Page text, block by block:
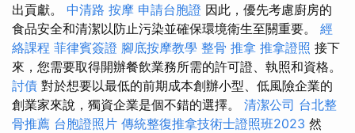
出貢獻。 中清路 按摩 申請台胞證 因此，優先考慮廚房的
食品安全和清潔以防止污染並確保環境衛生至關重要。 經
絡課程 菲律賓簽證 腳底按摩教學 整骨 推拿 推拿證照 接下
來，您需要取得開辦餐飲業務所需的許可證、執照和資格。
討債 對於想要以最低的前期成本創辦小型、低風險企業的
創業家來說，獨資企業是個不錯的選擇。 清潔公司 台北整
骨推薦 台胞證照片 傳統整復推拿技術士證照班2023 然